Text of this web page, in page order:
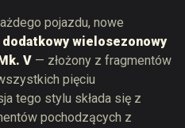
pojazdu, nowe
dodatkowy wielosezonowy
V — złożony z fragmentów
pięciu
tego stylu składa się z
pochodzących z